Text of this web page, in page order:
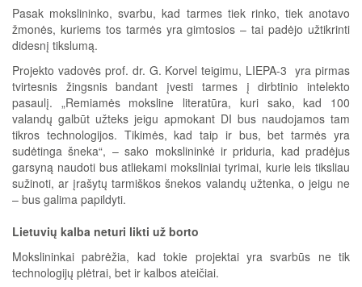
Pasak mokslininko, svarbu, kad tarmes tiek rinko, tiek anotavo
žmonės, kuriems tos tarmės yra gimtosios – tai padėjo užtikrinti
didesnį tikslumą.
Projekto vadovės prof. dr. G. Korvel teigimu, LIEPA-3 yra pirmas
tvirtesnis žingsnis bandant įvesti tarmes į dirbtinio intelekto
pasaulį. „Remiamės moksline literatūra, kuri sako, kad 100
valandų galbūt užteks jeigu apmokant DI bus naudojamos tam
tikros technologijos. Tikimės, kad taip ir bus, bet tarmės yra
sudėtinga šneka“, – sako mokslininkė ir priduria, kad pradėjus
garsyną naudoti bus atliekami moksliniai tyrimai, kurie leis tiksliau
sužinoti, ar įrašytų tarmiškos šnekos valandų užtenka, o jeigu ne
– bus galima papildyti.
Lietuvių kalba neturi likti už borto
Mokslininkai pabrėžia, kad tokie projektai yra svarbūs ne tik
technologijų plėtrai, bet ir kalbos ateičiai.